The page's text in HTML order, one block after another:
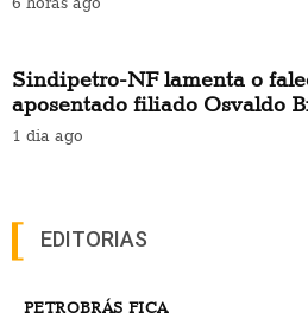
Sindipetro-NF lamenta o
aposentado filiado Osvaldo
1 dia ago
EDITORIAS
PETROBRÁS FICA